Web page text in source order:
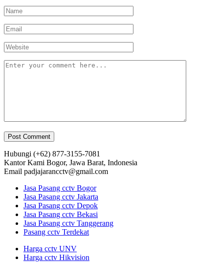
Hubungi (+62) 877-3155-7081
Kantor Kami Bogor, Jawa Barat, Indonesia
Email padjajarancctv@gmail.com
Jasa Pasang cctv Bogor
Jasa Pasang cctv Jakarta
Jasa Pasang cctv Depok
Jasa Pasang cctv Bekasi
Jasa Pasang cctv Tanggerang
Pasang cctv Terdekat
Harga cctv UNV
Harga cctv Hikvision